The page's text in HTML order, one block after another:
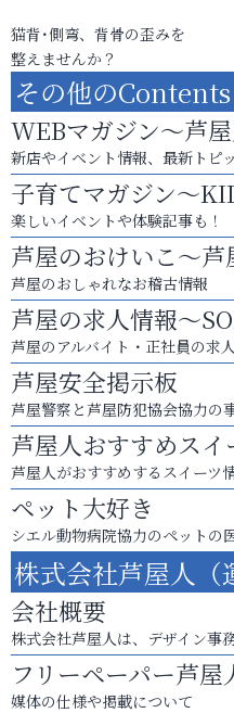
猫背･側弯、背骨の歪みを
整えませんか？
その他のContents
WEBマガジン～芦
新店やイベント情報、最新トピ
子育てマガジン～
楽しいイベントや体験記事も！
芦屋のおけいこ～
芦屋のおしゃれなお稽古情報
芦屋の求人情報～
芦屋のアルバイト・正社員の求
芦屋安全掲示板
芦屋警察と芦屋防犯協会協力の
芦屋人おすすめスイ
芦屋人がおすすめするスイーツ
ペット大好き
シエル動物病院協力のペットの
株式会社芦屋人（
会社概要
株式会社芦屋人は、デザイン事
フリーペーパー芦屋
媒体の仕様や掲載について